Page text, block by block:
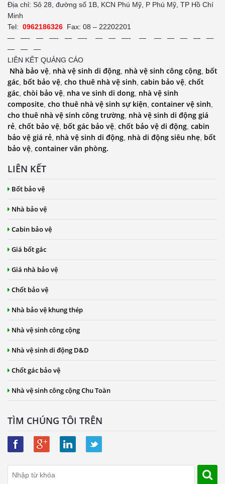
Địa chỉ: Sô 28, đường số 1B, KCN Phú Mỹ, P Phú Mỹ, TP Hồ Chí
Minh
Tel: 0962186326 Fax: 08 – 22202201
— —- — —- — —- — — —- — — — — — —
— — —
LIÊN KẾT QUẢNG CÁO
Nhà bảo vệ nhà vệ sinh di động nhà vệ sinh công cộng bốt
gác bốt bảo vệ cho thuê nhà vệ sinh cabin bảo vệ chốt
gác chòi bảo vệ nha ve sinh di dong nhà vệ sinh
composite cho thuê nhà vệ sinh sự kiện container vệ sinh
cho thuê nhà vệ sinh công trường nhà vệ sinh di động giá
rẻ chốt bảo vệ bốt gác bảo vệ chốt bảo vệ di động cabin
bảo vệ giá rẻ nhà vệ sinh di động nhà di động siêu nhẹ bốt
bảo vệ container văn phòng.
LIÊN KẾT
Bốt bảo vệ
Nhà bảo vệ
Cabin bảo vệ
Giá bốt gác
Giá nhà bảo vệ
Chốt bảo vệ
Nhà bảo vệ khung thép
Nhà vệ sinh công cộng
Nhà vệ sinh di động D&D
Chốt gác bảo vệ
Nhà vệ sinh công cộng Chu Toàn
TÌM CHÚNG TÔI TRÊN